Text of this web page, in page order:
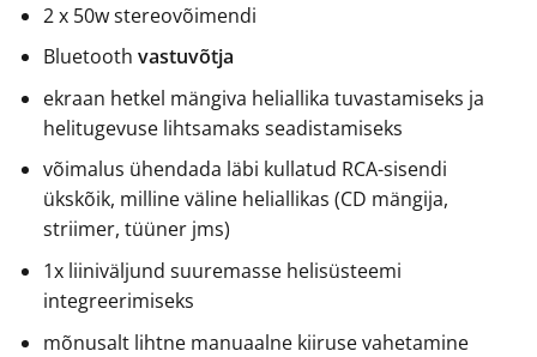
2 x 50w stereovõimendi
Bluetooth vastuvõtja
ekraan hetkel mängiva heliallika tuvastamiseks ja
helitugevuse lihtsamaks seadistamiseks
võimalus ühendada läbi kullatud RCA-sisendi
ükskõik, milline väline heliallikas (CD mängija,
striimer, tüüner jms)
1x liiniväljund suuremasse helisüsteemi
integreerimiseks
mõnusalt lihtne manuaalne kiiruse vahetamine